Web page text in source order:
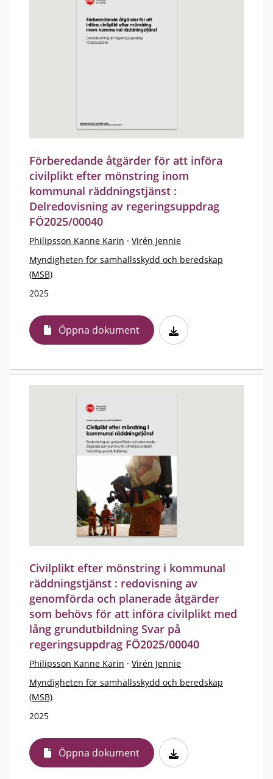
Förberedande åtgärder för att införa
civilplikt efter mönstring inom
kommunal räddningstjänst :
Delredovisning av regeringsuppdrag
FÖ2025/00040
Philipsson Kanne Karin · Virén Jennie
Myndigheten för samhällsskydd och beredskap
(MSB)
2025
Öppna dokument
Civilplikt efter mönstring i kommunal
räddningstjänst : redovisning av
genomförda och planerade åtgärder
som behövs för att införa civilplikt med
lång grundutbildning Svar på
regeringsuppdrag FÖ2025/00040
Philipsson Kanne Karin · Virén Jennie
Myndigheten för samhällsskydd och beredskap
(MSB)
2025
Öppna dokument